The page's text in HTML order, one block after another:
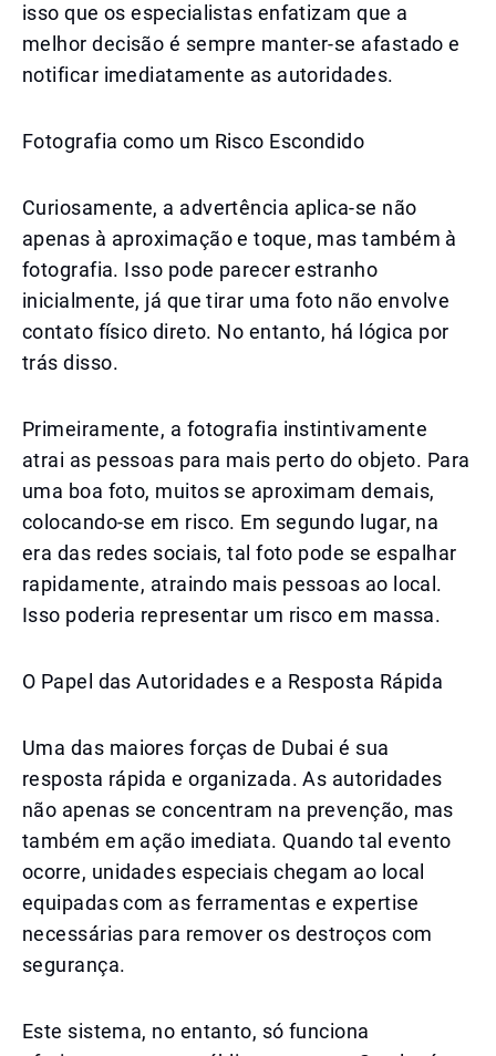
isso que os especialistas enfatizam que a
melhor decisão é sempre manter-se afastado e
notificar imediatamente as autoridades.
Fotografia como um Risco Escondido
Curiosamente, a advertência aplica-se não
apenas à aproximação e toque, mas também à
fotografia. Isso pode parecer estranho
inicialmente, já que tirar uma foto não envolve
contato físico direto. No entanto, há lógica por
trás disso.
Primeiramente, a fotografia instintivamente
atrai as pessoas para mais perto do objeto. Para
uma boa foto, muitos se aproximam demais,
colocando-se em risco. Em segundo lugar, na
era das redes sociais, tal foto pode se espalhar
rapidamente, atraindo mais pessoas ao local.
Isso poderia representar um risco em massa.
O Papel das Autoridades e a Resposta Rápida
Uma das maiores forças de Dubai é sua
resposta rápida e organizada. As autoridades
não apenas se concentram na prevenção, mas
também em ação imediata. Quando tal evento
ocorre, unidades especiais chegam ao local
equipadas com as ferramentas e expertise
necessárias para remover os destroços com
segurança.
Este sistema, no entanto, só funciona